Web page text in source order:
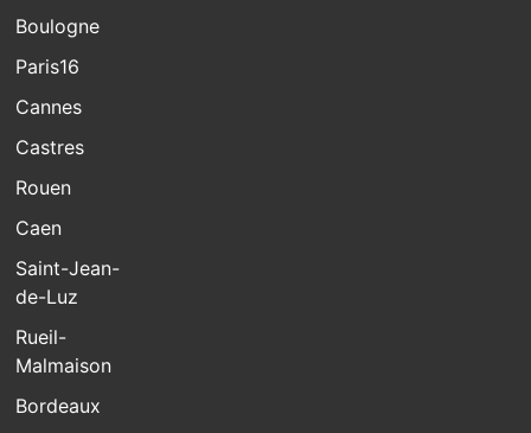
Boulogne
Paris16
Cannes
Castres
Rouen
Caen
Saint-Jean-
de-Luz
Rueil-
Malmaison
Bordeaux